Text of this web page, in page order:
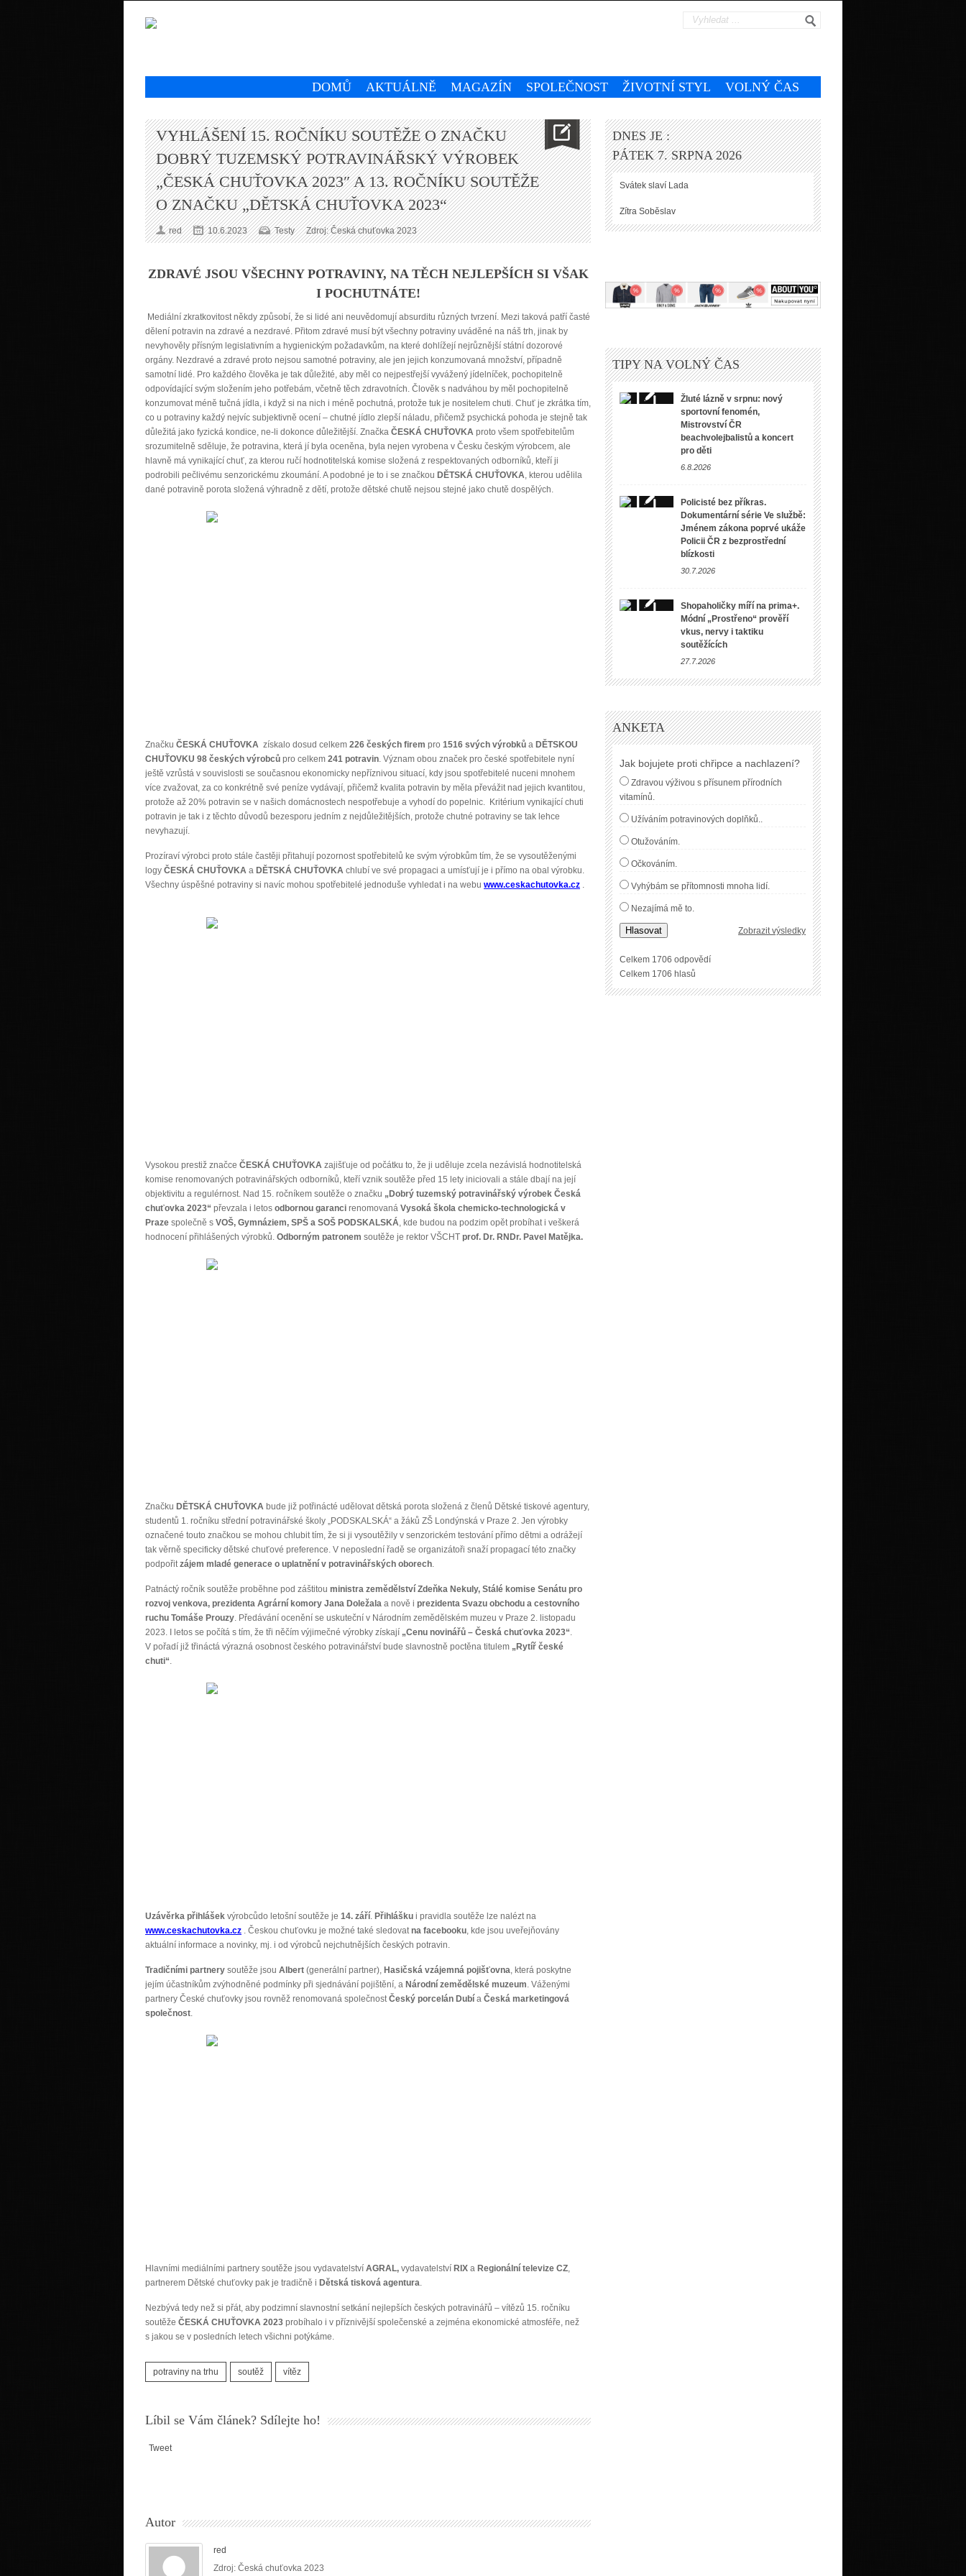
DOMŮ AKTUÁLNĚ MAGAZÍN SPOLEČNOST ŽIVOTNÍ STYL VOLNÝ ČAS
VYHLÁŠENÍ 15. ROČNÍKU SOUTĚŽE O ZNAČKU
DOBRÝ TUZEMSKÝ POTRAVINÁŘSKÝ VÝROBEK
„ČESKÁ CHUŤOVKA 2023″ A 13. ROČNÍKU SOUTĚŽE
O ZNAČKU „DĚTSKÁ CHUŤOVKA 2023“
red Zdroj: Česká chuťovka 2023
10.6.2023 Testy
ZDRAVÉ JSOU VŠECHNY POTRAVINY, NA TĚCH NEJLEPŠÍCH SI VŠAK
I POCHUTNÁTE!
Mediální zkratkovitost někdy způsobí, že si lidé ani neuvědomují absurditu různých tvrzení. Mezi taková patří časté
dělení potravin na zdravé a nezdravé. Přitom zdravé musí být všechny potraviny uváděné na náš trh, jinak by
nevyhověly přísným legislativním a hygienickým požadavkům, na které dohlížejí nejrůznější státní dozorové
orgány. Nezdravé a zdravé proto nejsou samotné potraviny, ale jen jejich konzumovaná množství, případně
samotní lidé. Pro každého člověka je tak důležité, aby měl co nejpestřejší vyvážený jídelníček, pochopitelně
odpovídající svým složením jeho potřebám, včetně těch zdravotních. Člověk s nadváhou by měl pochopitelně
konzumovat méně tučná jídla, i když si na nich i méně pochutná, protože tuk je nositelem chuti. Chuť je zkrátka tím,
co u potraviny každý nejvíc subjektivně ocení – chutné jídlo zlepší náladu, přičemž psychická pohoda je stejně tak
důležitá jako fyzická kondice, ne-li dokonce důležitější. Značka ČESKÁ CHUŤOVKA proto všem spotřebitelům
srozumitelně sděluje, že potravina, která jí byla oceněna, byla nejen vyrobena v Česku českým výrobcem, ale
hlavně má vynikající chuť, za kterou ručí hodnotitelská komise složená z respektovaných odborníků, kteří ji
podrobili pečlivému senzorickému zkoumání. A podobné je to i se značkou DĚTSKÁ CHUŤOVKA, kterou udělila
dané potravině porota složená výhradně z dětí, protože dětské chutě nejsou stejné jako chutě dospělých.
Značku ČESKÁ CHUŤOVKA získalo dosud celkem 226 českých firem pro 1516 svých výrobků a DĚTSKOU
CHUŤOVKU 98 českých výrobců pro celkem 241 potravin. Význam obou značek pro české spotřebitele nyní
ještě vzrůstá v souvislosti se současnou ekonomicky nepříznivou situací, kdy jsou spotřebitelé nuceni mnohem
více zvažovat, za co konkrétně své peníze vydávají, přičemž kvalita potravin by měla převážit nad jejich kvantitou,
protože až 20% potravin se v našich domácnostech nespotřebuje a vyhodí do popelnic. Kritérium vynikající chuti
potravin je tak i z těchto důvodů bezesporu jedním z nejdůležitějších, protože chutné potraviny se tak lehce
nevyhazují.
Prozíraví výrobci proto stále častěji přitahují pozornost spotřebitelů ke svým výrobkům tím, že se vysoutěženými
logy ČESKÁ CHUŤOVKA a DĚTSKÁ CHUŤOVKA chlubí ve své propagaci a umísťují je i přímo na obal výrobku.
Všechny úspěšné potraviny si navíc mohou spotřebitelé jednoduše vyhledat i na webu www.ceskachutovka.cz .
Vysokou prestiž značce ČESKÁ CHUŤOVKA zajišťuje od počátku to, že ji uděluje zcela nezávislá hodnotitelská
komise renomovaných potravinářských odborníků, kteří vznik soutěže před 15 lety iniciovali a stále dbají na její
objektivitu a regulérnost. Nad 15. ročníkem soutěže o značku „Dobrý tuzemský potravinářský výrobek Česká
chuťovka 2023“ převzala i letos odbornou garanci renomovaná Vysoká škola chemicko-technologická v
Praze společně s VOŠ, Gymnáziem, SPŠ a SOŠ PODSKALSKÁ, kde budou na podzim opět probíhat i veškerá
hodnocení přihlášených výrobků. Odborným patronem soutěže je rektor VŠCHT prof. Dr. RNDr. Pavel Matějka.
Značku DĚTSKÁ CHUŤOVKA bude již potřinácté udělovat dětská porota složená z členů Dětské tiskové agentury,
studentů 1. ročníku střední potravinářské školy „PODSKALSKÁ“ a žáků ZŠ Londýnská v Praze 2. Jen výrobky
označené touto značkou se mohou chlubit tím, že si ji vysoutěžily v senzorickém testování přímo dětmi a odrážejí
tak věrně specificky dětské chuťové preference. V neposlední řadě se organizátoři snaží propagací této značky
podpořitzájem mladé generace o uplatnění v potravinářských oborech.
Patnáctý ročník soutěže proběhne pod záštitou ministra zemědělství Zdeňka Nekuly, Stálé komise Senátu pro
rozvoj venkova, prezidenta Agrární komory Jana Doležala a nově i prezidenta Svazu obchodu a cestovního
ruchu Tomáše Prouzy. Předávání ocenění se uskuteční v Národním zemědělském muzeu v Praze 2. listopadu
2023. I letos se počítá s tím, že tři něčím výjimečné výrobky získají „Cenu novinářů – Česká chuťovka 2023“.
V pořadí již třináctá výrazná osobnost českého potravinářství bude slavnostně poctěna titulem „Rytíř české
chuti“.
Uzávěrka přihlášek výrobcůdo letošní soutěže je 14. září. Přihlášku i pravidla soutěže lze nalézt na
www.ceskachutovka.cz . Českou chuťovku je možné také sledovatna facebooku, kde jsou uveřejňovány
aktuální informace a novinky, mj. i od výrobců nejchutnějších českých potravin.
Tradičními partnery soutěže jsou Albert (generální partner), Hasičská vzájemná pojišťovna, která poskytne
jejím účastníkům zvýhodněné podmínky při sjednávání pojištění, a Národní zemědělské muzeum. Váženými
partnery České chuťovky jsou rovněž renomovaná společnostČeský porcelán Dubí a Česká marketingová
společnost.
Hlavními mediálními partnery soutěže jsou vydavatelství AGRAL, vydavatelství RIX a Regionální televize CZ,
partnerem Dětské chuťovky pak je tradičně i Dětská tisková agentura.
Nezbývá tedy než si přát, aby podzimní slavnostní setkání nejlepších českých potravinářů – vítězů 15. ročníku
soutěže ČESKÁ CHUŤOVKA 2023 probíhalo i v příznivější společenské a zejména ekonomické atmosféře, než
s jakou se v posledních letech všichni potýkáme.
potraviny na trhu soutěž vítěz
Líbil se Vám článek? Sdílejte ho!
Tweet
Autor
red
Zdroj: Česká chuťovka 2023
DNES JE :
PÁTEK 7. SRPNA 2026
Svátek slaví Lada
Zítra Soběslav
TIPY NA VOLNÝ ČAS
Žluté lázně v srpnu: nový
sportovní fenomén,
Mistrovství ČR
beachvolejbalistů a koncert
pro děti
6.8.2026
Policisté bez příkras.
Dokumentární série Ve službě:
Jménem zákona poprvé ukáže
Policii ČR z bezprostřední
blízkosti
30.7.2026
Shopaholičky míří na prima+.
Módní „Prostřeno“ prověří
vkus, nervy i taktiku
soutěžících
27.7.2026
ANKETA
Jak bojujete proti chřipce a nachlazení?
Zdravou výživou s přísunem přírodních
vitamínů.
Užíváním potravinových doplňků..
Otužováním.
Očkováním.
Vyhýbám se přítomnosti mnoha lidí.
Nezajímá mě to.
Hlasovat Zobrazit výsledky
Celkem 1706 odpovědí
Celkem 1706 hlasů